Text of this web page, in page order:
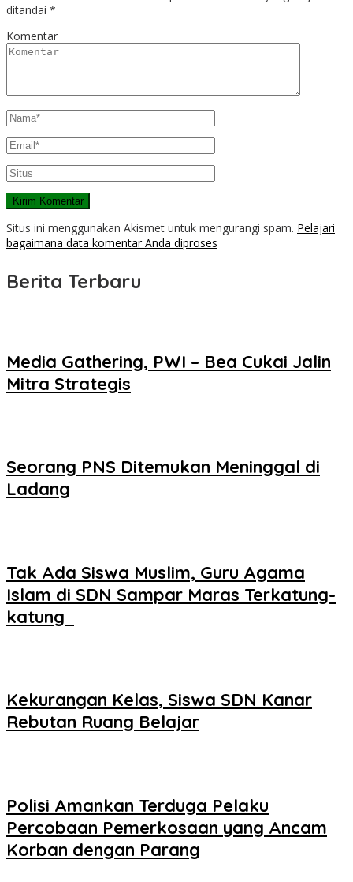
ditandai *
Komentar
Situs ini menggunakan Akismet untuk mengurangi spam. Pelajari
bagaimana data komentar Anda diproses
Berita Terbaru
Media Gathering, PWI – Bea Cukai Jalin
Mitra Strategis
Seorang PNS Ditemukan Meninggal di
Ladang
Tak Ada Siswa Muslim, Guru Agama
Islam di SDN Sampar Maras Terkatung-
katung ‎
Kekurangan Kelas, Siswa SDN Kanar
Rebutan Ruang Belajar
Polisi Amankan Terduga Pelaku
Percobaan Pemerkosaan yang Ancam
Korban dengan Parang